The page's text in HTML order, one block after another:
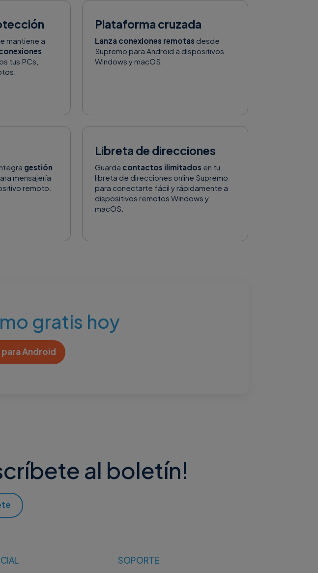
mantiene a
tus PCs,
Plataforma cruzada
Lanza conexiones remotas desde
Supremo para Android a dispositivos
Windows y macOS.
gestión
mensajería
remoto.
Libreta de direcciones
Guarda contactos ilimitados en tu
libreta de direcciones online Supremo
para conectarte fácil y rápidamente a
dispositivos remotos Windows y
macOS.
gratis hoy
Android
al boletín!
SOPORTE